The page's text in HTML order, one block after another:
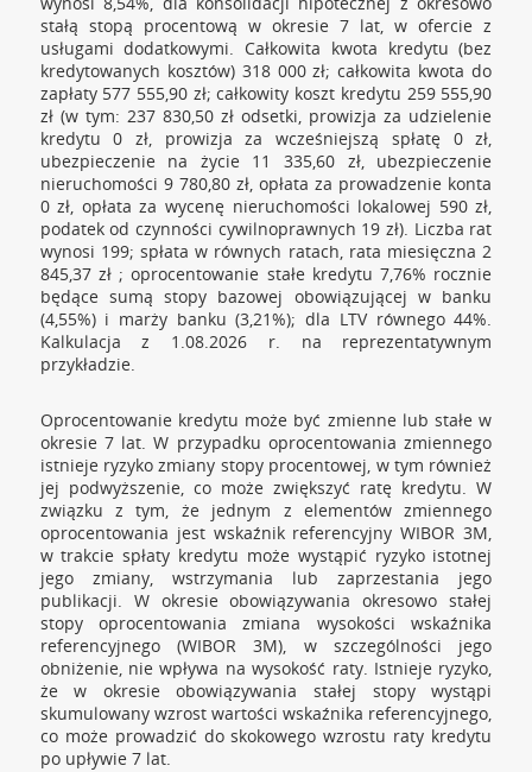
stałą stopą procentową w okresie 7 lat, w ofercie z
usługami dodatkowymi. Całkowita kwota kredytu (bez
kredytowanych kosztów) 318 000 zł; całkowita kwota do
zapłaty 577 555,90 zł; całkowity koszt kredytu 259 555,90
zł (w tym: 237 830,50 zł odsetki, prowizja za udzielenie
kredytu 0 zł, prowizja za wcześniejszą spłatę 0 zł,
ubezpieczenie na życie 11 335,60 zł, ubezpieczenie
nieruchomości 9 780,80 zł, opłata za prowadzenie konta
0 zł, opłata za wycenę nieruchomości lokalowej 590 zł,
podatek od czynności cywilnoprawnych 19 zł). Liczba rat
wynosi 199; spłata w równych ratach, rata miesięczna 2
845,37 zł ; oprocentowanie stałe kredytu 7,76% rocznie
będące sumą stopy bazowej obowiązującej w banku
(4,55%) i marży banku (3,21%); dla LTV równego 44%.
Kalkulacja z 1.08.2026 r. na reprezentatywnym
przykładzie.
Oprocentowanie kredytu może być zmienne lub stałe w
okresie 7 lat. W przypadku oprocentowania zmiennego
istnieje ryzyko zmiany stopy procentowej, w tym również
jej podwyższenie, co może zwiększyć ratę kredytu. W
związku z tym, że jednym z elementów zmiennego
oprocentowania jest wskaźnik referencyjny WIBOR 3M,
w trakcie spłaty kredytu może wystąpić ryzyko istotnej
jego zmiany, wstrzymania lub zaprzestania jego
publikacji. W okresie obowiązywania okresowo stałej
stopy oprocentowania zmiana wysokości wskaźnika
referencyjnego (WIBOR 3M), w szczególności jego
obniżenie, nie wpływa na wysokość raty. Istnieje ryzyko,
że w okresie obowiązywania stałej stopy wystąpi
skumulowany wzrost wartości wskaźnika referencyjnego,
co może prowadzić do skokowego wzrostu raty kredytu
po upływie 7 lat.